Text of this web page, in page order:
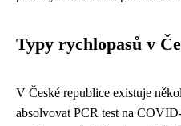
Typy rychlopasů v
V České republice existuje
absolvovat PCR test na